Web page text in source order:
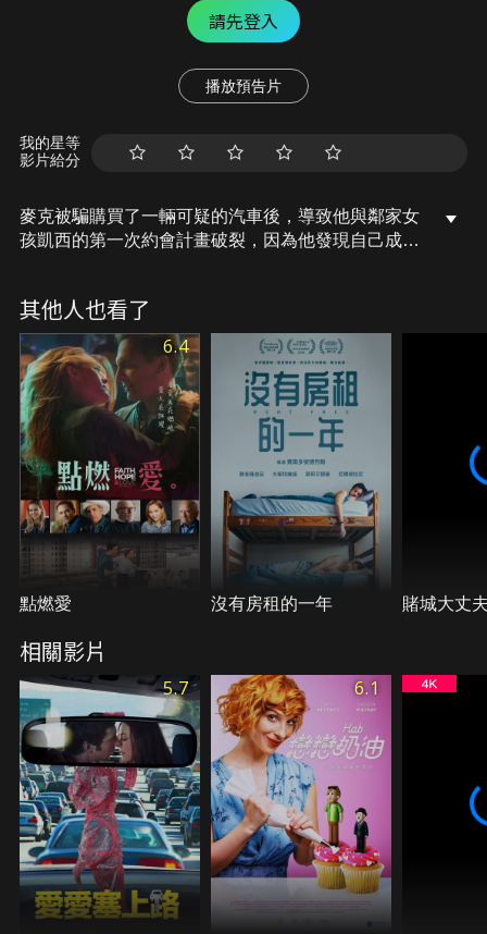
請先登入
播放預告片
我的星等
影片給分
麥克被騙購買了一輛可疑的汽車後，導致他與鄰家女
孩凱西的第一次約會計畫破裂，因為他發現自己成為
其他人也看了
6.4
點燃愛 沒有房租的一年 賭城大丈
相關影片
5.7 6.1